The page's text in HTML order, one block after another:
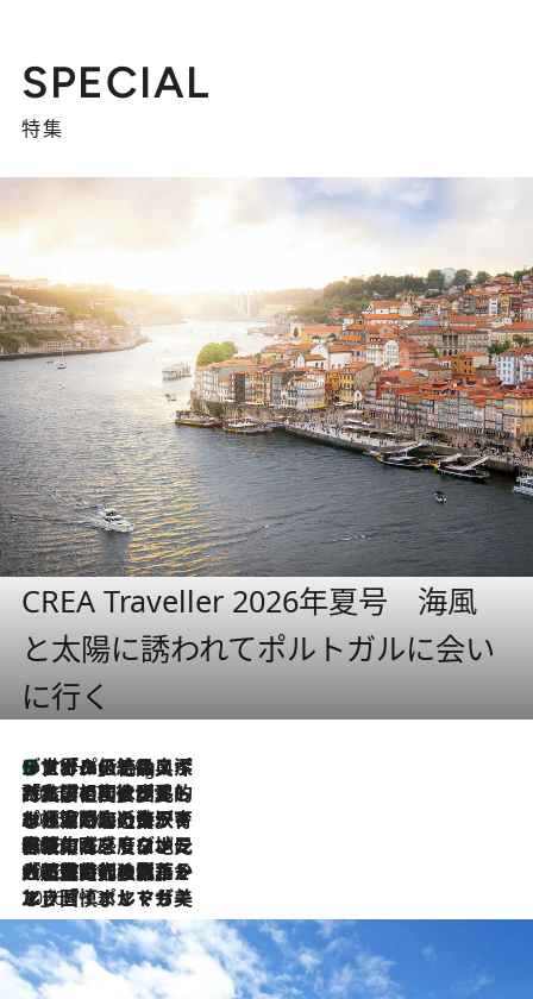
SPECIAL
特集
CREA Traveller 2026年夏号 海風
と太陽に誘われてポルトガルに会い
に行く
11 Hours Ago
リスボンの絶品スイーツ「パステル・デ・ナタ」とは？ポルトガル伝統の奥深い世界へ
2026.7.27
「私の祖国はポルトガル語です」国民的詩人フェルナンド・ペソアと、彼が愛した文学の街を歩く
2026.7.26
ポルトガル近海が育む極上の海の幸。キリリと冷えた白ワインと愉しむ、シーフード専門店の贅沢
2026.7.22
伝統の味をモダンに昇華。高感度な地元客が集う、リスボンの最旬ガストロノミー
2026.7.21
大航海時代の栄華から、震災、独裁、そして革命へ。ポルトガル・首都リスボンの石畳に刻まれた「歴史の光と影」
2026.7.13
エッセイ・ヤマザキマリ「慎ましくも美しき国 ポルトガル」